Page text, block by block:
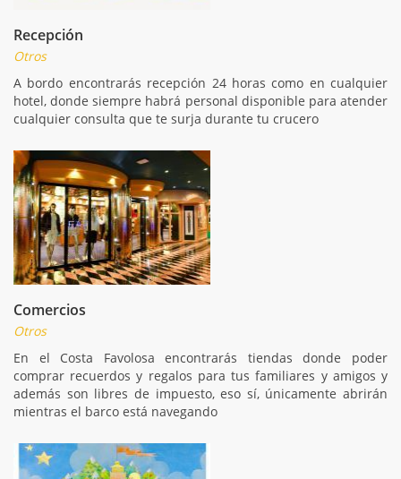
Recepción
Otros
A bordo encontrarás recepción 24 horas como en cualquier
hotel, donde siempre habrá personal disponible para atender
cualquier consulta que te surja durante tu crucero
Comercios
Otros
En el Costa Favolosa encontrarás tiendas donde poder
comprar recuerdos y regalos para tus familiares y amigos y
además son libres de impuesto, eso sí, únicamente abrirán
mientras el barco está navegando